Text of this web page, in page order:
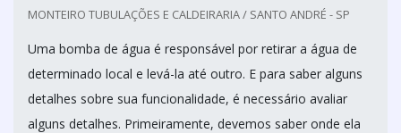
MONTEIRO TUBULAÇÕES E CALDEIRARIA / SANTO ANDRÉ - SP
Uma bomba de água é responsável por retirar a água de
determinado local e levá-la até outro. E para saber alguns
detalhes sobre sua funcionalidade, é necessário avaliar
alguns detalhes. Primeiramente, devemos saber onde ela